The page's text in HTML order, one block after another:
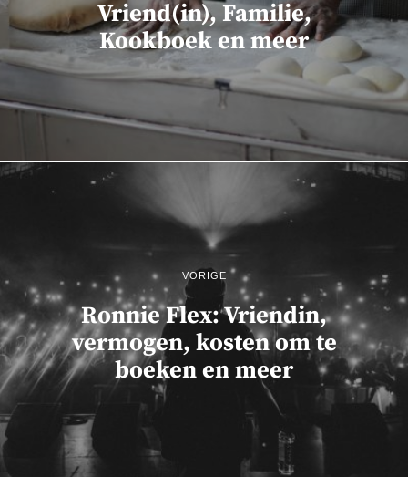
Vriend(in), Familie,
Kookboek en meer
VORIGE
Ronnie Flex: Vriendin,
vermogen, kosten om te
boeken en meer